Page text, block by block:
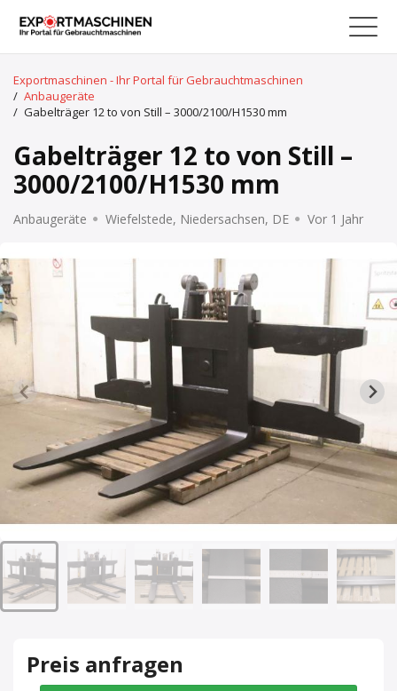
Exportmaschinen - Ihr Portal für Gebrauchtmaschinen
/ Anbaugeräte
/ Gabelträger 12 to von Still – 3000/2100/H1530 mm
Gabelträger 12 to von Still –
3000/2100/H1530 mm
Anbaugeräte Wiefelstede, Niedersachsen, DE Vor 1 Jahr
Preis anfragen